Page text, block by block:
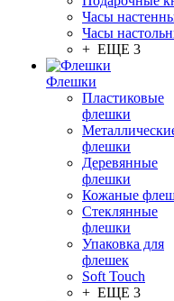
Часы
Часы
+ ЕЩЕ 3
Флешки
Пластиковые
флешки
флешки
Деревянные
флешки
Кожаные
Стеклянные
флешки
Упаковка для
флешек
Soft Touch
+ ЕЩЕ 3